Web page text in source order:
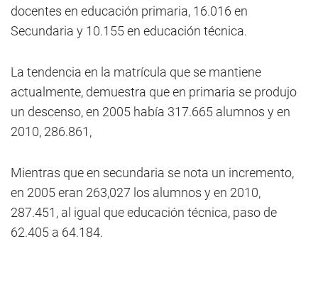
docentes en educación primaria, 16.016 en
Secundaria y 10.155 en educación técnica.
La tendencia en la matrícula que se mantiene
actualmente, demuestra que en primaria se produjo
un descenso, en 2005 había 317.665 alumnos y en
2010, 286.861,
Mientras que en secundaria se nota un incremento,
en 2005 eran 263,027 los alumnos y en 2010,
287.451, al igual que educación técnica, paso de
62.405 a 64.184.